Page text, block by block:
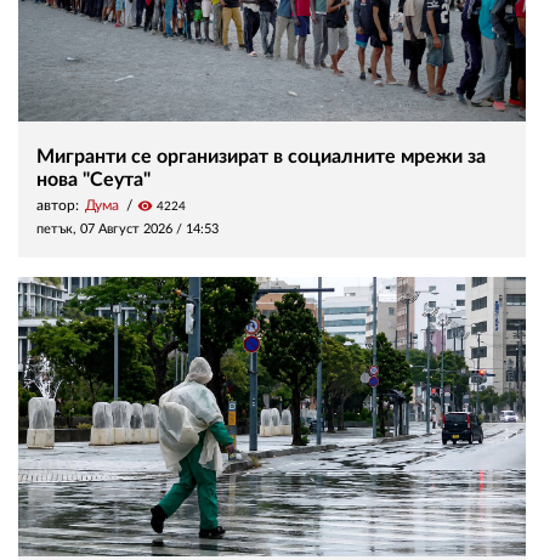
Мигранти се организират в социалните мрежи за
нова "Сеута"
автор: Дума visibility 4224
петък, 07 Август 2026 / 14:53